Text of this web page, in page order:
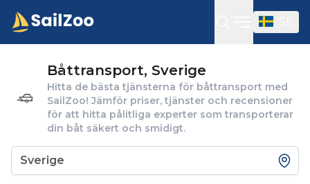
Öppna
Båttransport, Sverige
Hitta de bästa tjänsterna för båttransport med
SailZoo! Jämför priser, tjänster och recensioner
för att hitta pålitliga experter som transporterar
din båt säkert och smidigt.